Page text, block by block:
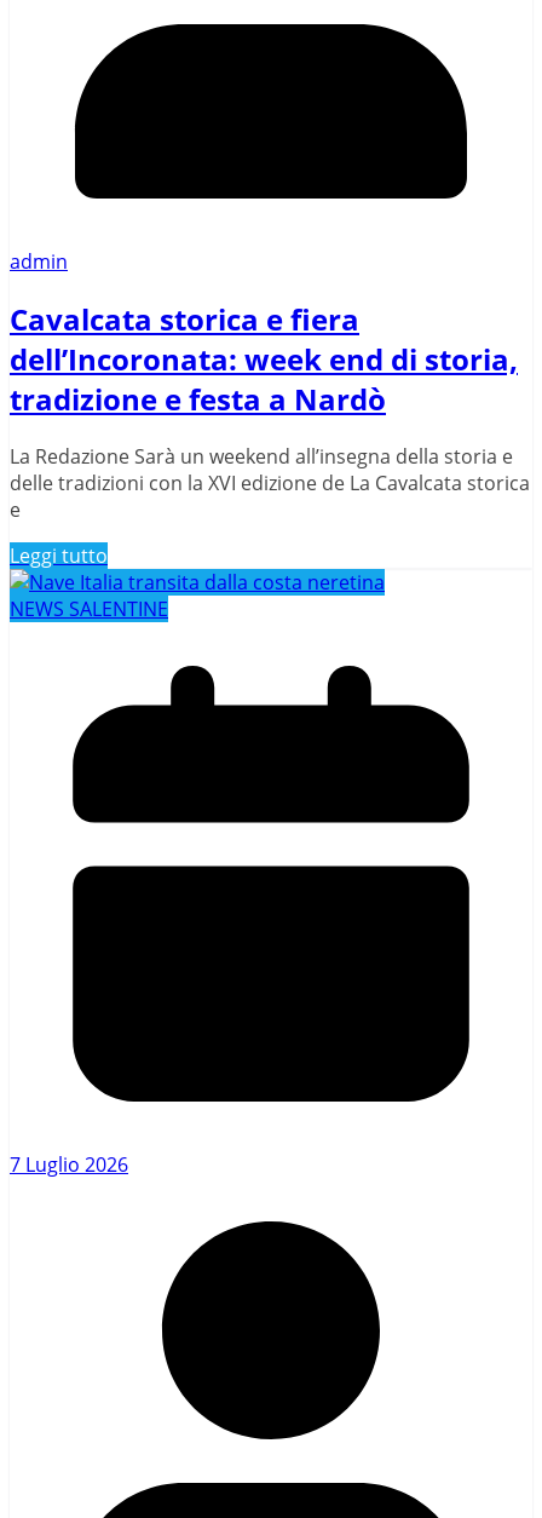
admin
Cavalcata storica e fiera
dell’Incoronata: week end di storia,
tradizione e festa a Nardò
La Redazione Sarà un weekend all’insegna della storia e
delle tradizioni con la XVI edizione de La Cavalcata storica
e
Leggi tutto
NEWS SALENTINE
7 Luglio 2026